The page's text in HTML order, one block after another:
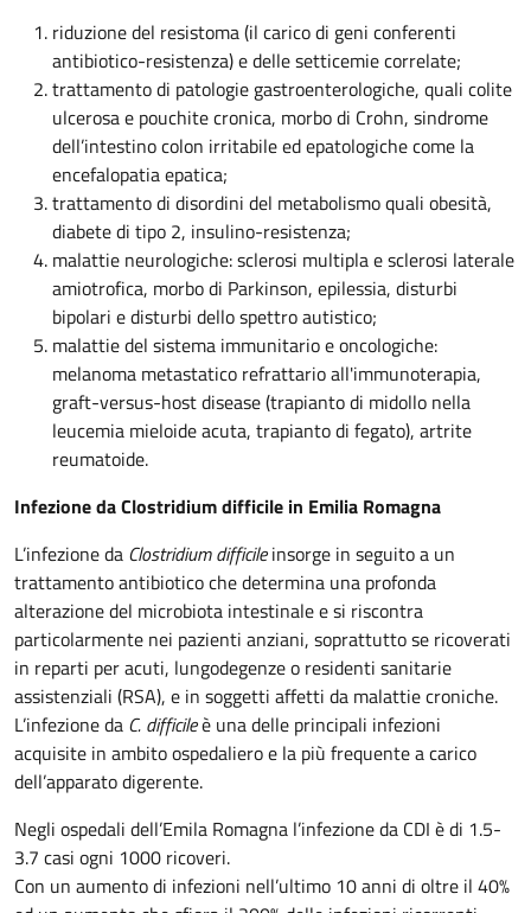
riduzione del resistoma (il carico di geni conferenti
antibiotico-resistenza) e delle setticemie correlate;
trattamento di patologie gastroenterologiche, quali colite
ulcerosa e pouchite cronica, morbo di Crohn, sindrome
dell’intestino colon irritabile ed epatologiche come la
encefalopatia epatica;
trattamento di disordini del metabolismo quali obesità,
diabete di tipo 2, insulino-resistenza;
malattie neurologiche: sclerosi multipla e sclerosi laterale
amiotrofica, morbo di Parkinson, epilessia, disturbi
bipolari e disturbi dello spettro autistico;
malattie del sistema immunitario e oncologiche:
melanoma metastatico refrattario all'immunoterapia,
graft-versus-host disease (trapianto di midollo nella
leucemia mieloide acuta, trapianto di fegato), artrite
reumatoide.
Infezione da Clostridium difficile in Emilia Romagna
L’infezione da Clostridium difficileinsorge in seguito a un
trattamento antibiotico che determina una profonda
alterazione del microbiota intestinale e si riscontra
particolarmente nei pazienti anziani, soprattutto se ricoverati
in reparti per acuti, lungodegenze o residenti sanitarie
assistenziali (RSA), e in soggetti affetti da malattie croniche.
L’infezione da C. difficileè una delle principali infezioni
acquisite in ambito ospedaliero e la più frequente a carico
dell’apparato digerente.
Negli ospedali dell’Emila Romagna l’infezione da CDI è di 1.5-
3.7 casi ogni 1000 ricoveri.
Con un aumento di infezioni nell’ultimo 10 anni di oltre il 40%